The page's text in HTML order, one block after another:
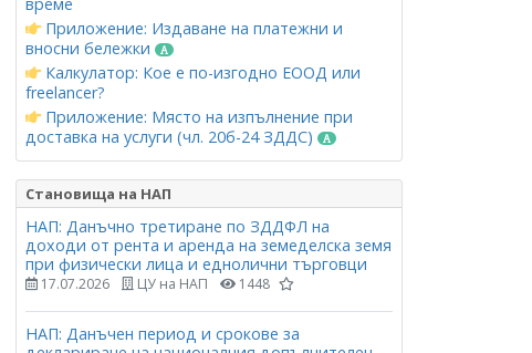
Приложение: Издаване на платежни и
вносни бележки
Калкулатор: Кое е по-изгодно ЕООД или
freelancer?
Приложение: Място на изпълнение при
доставка на услуги (чл. 20б-24 ЗДДС)
Становища на НАП
НАП: Данъчно третиране по ЗДДФЛ на
доходи от рента и аренда на земеделска земя
при физически лица и еднолични търговци
17.07.2026 ЦУ на НАП 1448
НАП: Данъчен период и срокове за